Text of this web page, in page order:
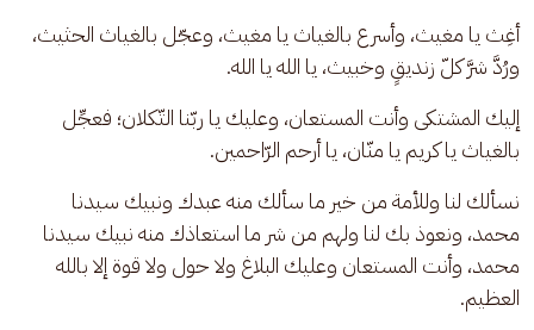
أغِث يا مغيث، وأسرع بالغياث يا مغيث، وعجّل بالغياث الحثيث،
ورُدَّ شرَّ كلّ زنديقٍ وخبيث، يا الله يا الله.
إليك المشتكى وأنت المستعان، وعليك يا ربّنا التّكلان؛ فعجِّل
بالغياث يا كريم يا منّان، يا أرحم الرّاحمين.
نسألك لنا وللأمة من خير ما سألك منه عبدك ونبيك سيدنا
محمد، ونعوذ بك لنا ولهم من شر ما استعاذك منه نبيك سيدنا
محمد، وأنت المستعان وعليك البلاغ ولا حول ولا قوة إلا بالله
العظيم.